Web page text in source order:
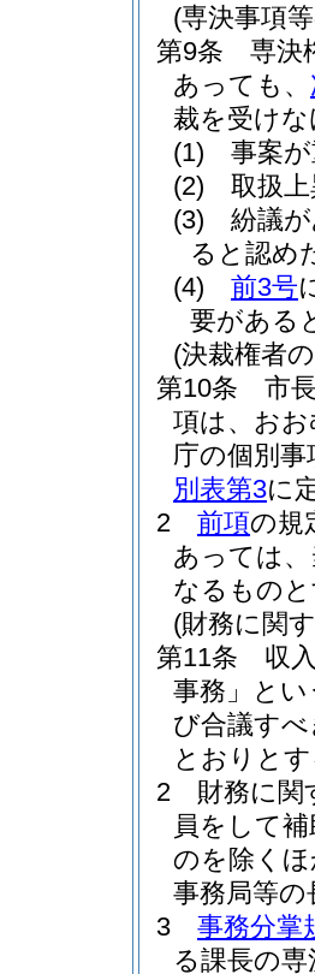
(専決事項
第9条
専決
あっても、
裁を受け
(1)
事案
(2)
取扱
(3)
紛議
ると認め
(4)
前3号
要がある
(決裁権者
第10条
市
項は、お
庁の個別
別表第3に
2
前項の規
あっては
なるもの
(財務に関
第11条
収
事務」とい
び合議す
とおりと
2
財務に関
員をして
のを除く
事務局等
3
事務分掌
る課長の